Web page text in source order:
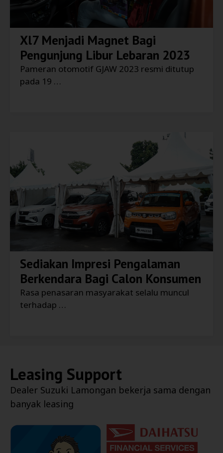
Xl7 Menjadi Magnet Bagi
Pengunjung Libur Lebaran 2023
Pameran otomotif GJAW 2023 resmi ditutup
pada 19 …
Sediakan Impresi Pengalaman
Berkendara Bagi Calon Konsumen
Rasa penasaran masyarakat selalu muncul
terhadap …
Leasing Support
Dealer Suzuki Lamongan bekerja sama dengan
banyak leasing